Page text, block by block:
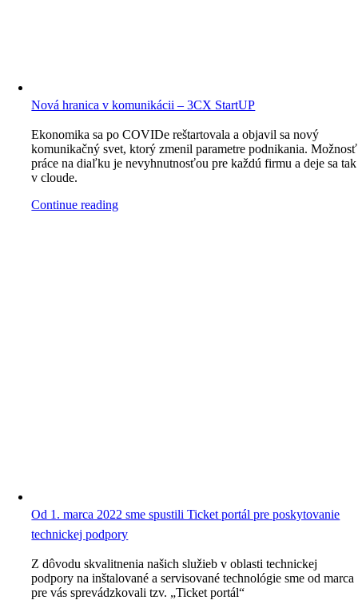
Nová hranica v komunikácii – 3CX StartUP
Ekonomika sa po COVIDe reštartovala a objavil sa nový
komunikačný svet, ktorý zmenil parametre podnikania. Možnosť
práce na diaľku je nevyhnutnosťou pre každú firmu a deje sa tak
v cloude.
Continue reading
Od 1. marca 2022 sme spustili Ticket portál pre poskytovanie
technickej podpory
Z dôvodu skvalitnenia našich služieb v oblasti technickej
podpory na inštalované a servisované technológie sme od marca
pre vás sprevádzkovali tzv. „Ticket portál“